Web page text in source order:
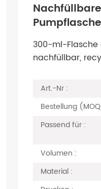
300-ml-Flasche
nachfüllbar,
Art.-Nr :
Bestellung
Passend für :
Volumen :
Material :